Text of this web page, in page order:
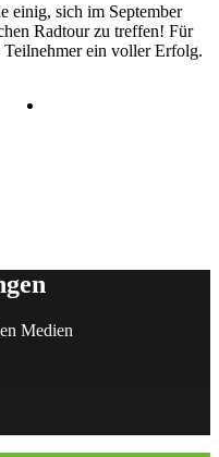
einig, sich im September
Radtour zu treffen! Für
ein voller Erfolg.
Medien